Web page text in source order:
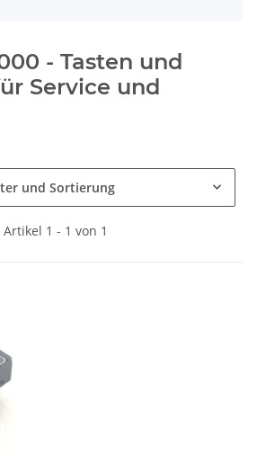
- Tasten und
Service und
und Sortierung
Artikel 1 - 1 von 1